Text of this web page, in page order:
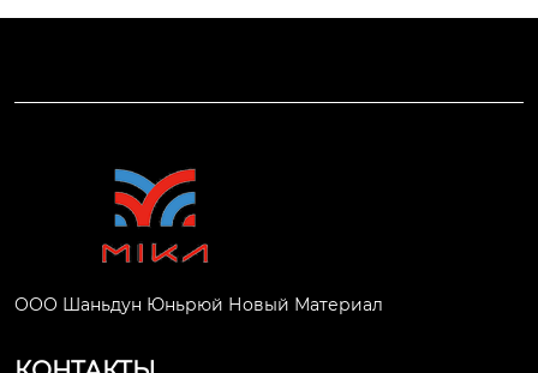
ООО Шаньдун Юньрюй Новый Материал